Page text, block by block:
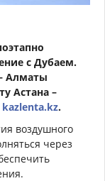
с Дубаем.
Алматы
Астана –
kazlenta.kz.
воздушного
через